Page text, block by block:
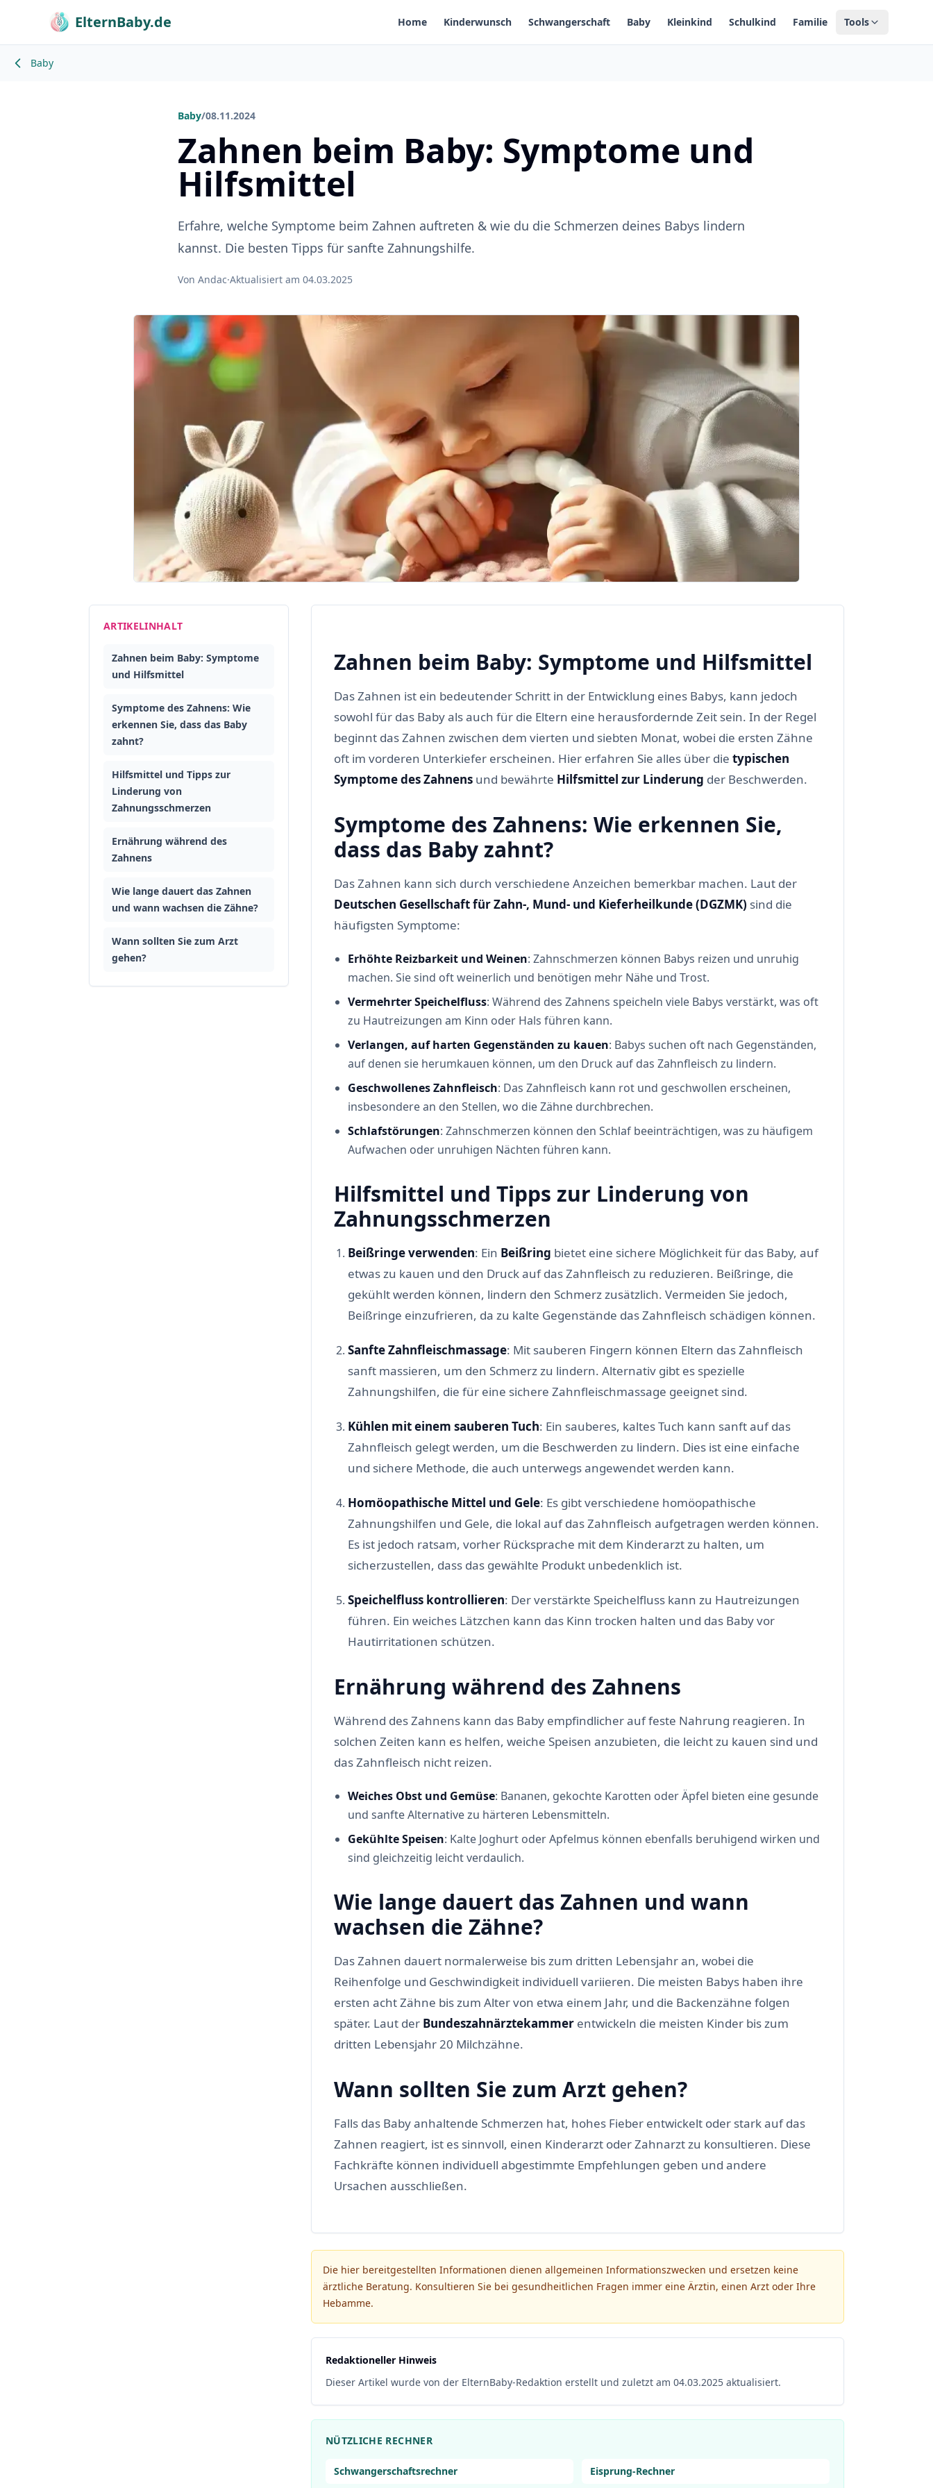
ElternBaby.de Home Kinderwunsch Schwangerschaft Baby Kleinkind Schulkind Familie Tools
Baby
Baby/08.11.2024
Zahnen beim Baby: Symptome und
Hilfsmittel
Erfahre, welche Symptome beim Zahnen auftreten & wie du die Schmerzen deines Babys lindern
kannst. Die besten Tipps für sanfte Zahnungshilfe.
Von Andac·Aktualisiert am 04.03.2025
ARTIKELINHALT
Zahnen beim Baby: Symptome
und Hilfsmittel
Symptome des Zahnens: Wie
erkennen Sie, dass das Baby
zahnt?
Hilfsmittel und Tipps zur
Linderung von
Zahnungsschmerzen
Ernährung während des
Zahnens
Wie lange dauert das Zahnen
und wann wachsen die Zähne?
Wann sollten Sie zum Arzt
gehen?
Zahnen beim Baby: Symptome und Hilfsmittel
Das Zahnen ist ein bedeutender Schritt in der Entwicklung eines Babys, kann jedoch
sowohl für das Baby als auch für die Eltern eine herausfordernde Zeit sein. In der Regel
beginnt das Zahnen zwischen dem vierten und siebten Monat, wobei die ersten Zähne
oft im vorderen Unterkiefer erscheinen. Hier erfahren Sie alles über die typischen
Symptome des Zahnens und bewährte Hilfsmittel zur Linderung der Beschwerden.
Symptome des Zahnens: Wie erkennen Sie,
dass das Baby zahnt?
Das Zahnen kann sich durch verschiedene Anzeichen bemerkbar machen. Laut der
Deutschen Gesellschaft für Zahn-, Mund- und Kieferheilkunde (DGZMK) sind die
häufigsten Symptome:
Erhöhte Reizbarkeit und Weinen: Zahnschmerzen können Babys reizen und unruhig
machen. Sie sind oft weinerlich und benötigen mehr Nähe und Trost.
Vermehrter Speichelfluss: Während des Zahnens speicheln viele Babys verstärkt, was oft
zu Hautreizungen am Kinn oder Hals führen kann.
Verlangen, auf harten Gegenständen zu kauen: Babys suchen oft nach Gegenständen,
auf denen sie herumkauen können, um den Druck auf das Zahnfleisch zu lindern.
Geschwollenes Zahnfleisch: Das Zahnfleisch kann rot und geschwollen erscheinen,
insbesondere an den Stellen, wo die Zähne durchbrechen.
Schlafstörungen: Zahnschmerzen können den Schlaf beeinträchtigen, was zu häufigem
Aufwachen oder unruhigen Nächten führen kann.
Hilfsmittel und Tipps zur Linderung von
Zahnungsschmerzen
Beißringe verwenden: Ein Beißring bietet eine sichere Möglichkeit für das Baby, auf
etwas zu kauen und den Druck auf das Zahnfleisch zu reduzieren. Beißringe, die
gekühlt werden können, lindern den Schmerz zusätzlich. Vermeiden Sie jedoch,
Beißringe einzufrieren, da zu kalte Gegenstände das Zahnfleisch schädigen können.
Sanfte Zahnfleischmassage: Mit sauberen Fingern können Eltern das Zahnfleisch
sanft massieren, um den Schmerz zu lindern. Alternativ gibt es spezielle
Zahnungshilfen, die für eine sichere Zahnfleischmassage geeignet sind.
Kühlen mit einem sauberen Tuch: Ein sauberes, kaltes Tuch kann sanft auf das
Zahnfleisch gelegt werden, um die Beschwerden zu lindern. Dies ist eine einfache
und sichere Methode, die auch unterwegs angewendet werden kann.
Homöopathische Mittel und Gele: Es gibt verschiedene homöopathische
Zahnungshilfen und Gele, die lokal auf das Zahnfleisch aufgetragen werden können.
Es ist jedoch ratsam, vorher Rücksprache mit dem Kinderarzt zu halten, um
sicherzustellen, dass das gewählte Produkt unbedenklich ist.
Speichelfluss kontrollieren: Der verstärkte Speichelfluss kann zu Hautreizungen
führen. Ein weiches Lätzchen kann das Kinn trocken halten und das Baby vor
Hautirritationen schützen.
Ernährung während des Zahnens
Während des Zahnens kann das Baby empfindlicher auf feste Nahrung reagieren. In
solchen Zeiten kann es helfen, weiche Speisen anzubieten, die leicht zu kauen sind und
das Zahnfleisch nicht reizen.
Weiches Obst und Gemüse: Bananen, gekochte Karotten oder Äpfel bieten eine gesunde
und sanfte Alternative zu härteren Lebensmitteln.
Gekühlte Speisen: Kalte Joghurt oder Apfelmus können ebenfalls beruhigend wirken und
sind gleichzeitig leicht verdaulich.
Wie lange dauert das Zahnen und wann
wachsen die Zähne?
Das Zahnen dauert normalerweise bis zum dritten Lebensjahr an, wobei die
Reihenfolge und Geschwindigkeit individuell variieren. Die meisten Babys haben ihre
ersten acht Zähne bis zum Alter von etwa einem Jahr, und die Backenzähne folgen
später. Laut der Bundeszahnärztekammer entwickeln die meisten Kinder bis zum
dritten Lebensjahr 20 Milchzähne.
Wann sollten Sie zum Arzt gehen?
Falls das Baby anhaltende Schmerzen hat, hohes Fieber entwickelt oder stark auf das
Zahnen reagiert, ist es sinnvoll, einen Kinderarzt oder Zahnarzt zu konsultieren. Diese
Fachkräfte können individuell abgestimmte Empfehlungen geben und andere
Ursachen ausschließen.
Die hier bereitgestellten Informationen dienen allgemeinen Informationszwecken und ersetzen keine
ärztliche Beratung. Konsultieren Sie bei gesundheitlichen Fragen immer eine Ärztin, einen Arzt oder Ihre
Hebamme.
Redaktioneller Hinweis
Dieser Artikel wurde von der ElternBaby-Redaktion erstellt und zuletzt am 04.03.2025 aktualisiert.
NÜTZLICHE RECHNER
Schwangerschaftsrechner Eisprung-Rechner